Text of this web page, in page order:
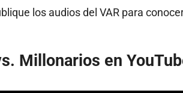
los audios del VAR para
Millonarios en